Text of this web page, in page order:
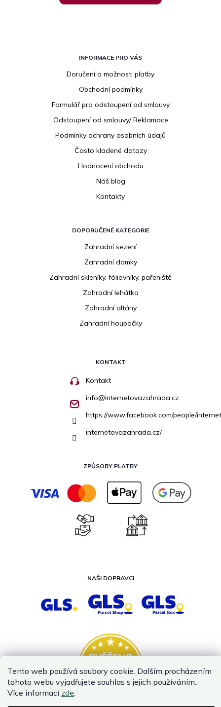
Tento web používá soubory cookie. Dalším procházením
tohoto webu vyjadřujete souhlas s jejich používáním..
Více informací zde.
INFORMACE PRO VÁS
Doručení a možnosti platby
Obchodní podmínky
Formulář pro odstoupení od smlouvy
Odstoupení od smlouvy/ Reklamace
Podmínky ochrany osobních údajů
Často kladené dotazy
Hodnocení obchodu
Náš blog
Kontakty
DOPORUČENÉ KATEGORIE
Zahradní sezení
Zahradní domky
Zahradní skleníky, fóliovníky, pařeniště
Zahradní lehátka
Zahradní altány
Zahradní houpačky
KONTAKT
Kontakt
info@internetovazahrada.cz
https://www.facebook.com/people/
internetovazahrada.cz/
ZPŮSOBY PLATBY
NAŠI DOPRAVCI